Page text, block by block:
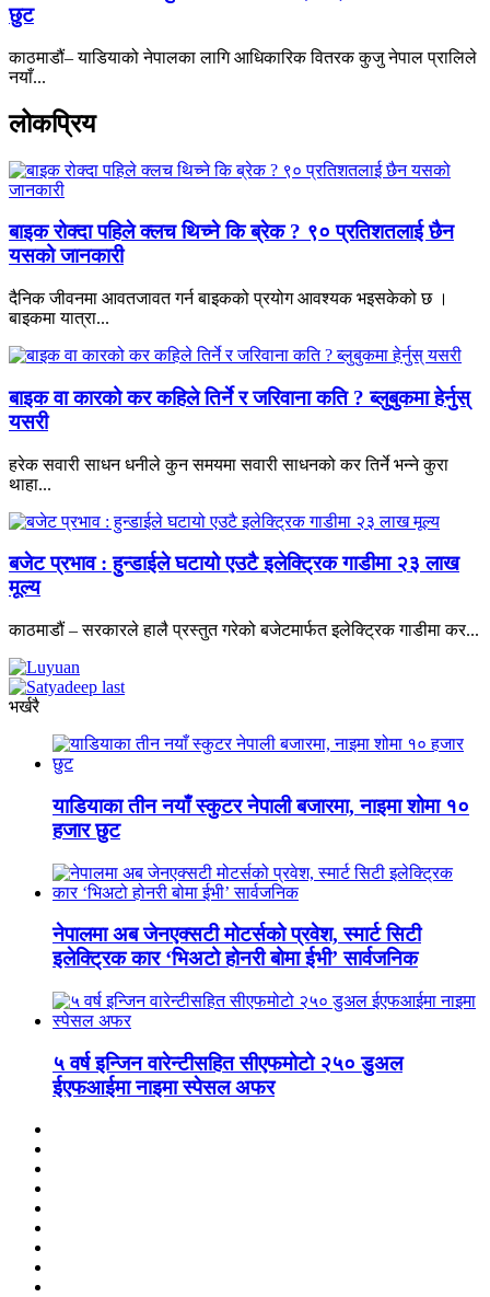
छुट
काठमाडौं– याडियाको नेपालका लागि आधिकारिक वितरक कुजु नेपाल प्रालिले
नयाँ...
लोकप्रिय
बाइक रोक्दा पहिले क्लच थिच्ने कि ब्रेक ? ९० प्रतिशतलाई छैन
यसको जानकारी
दैनिक जीवनमा आवतजावत गर्न बाइकको प्रयोग आवश्यक भइसकेको छ ।
बाइकमा यात्रा...
बाइक वा कारको कर कहिले तिर्ने र जरिवाना कति ? ब्लुबुकमा हेर्नुस्
यसरी
हरेक सवारी साधन धनीले कुन समयमा सवारी साधनको कर तिर्ने भन्ने कुरा
थाहा...
बजेट प्रभाव : हुन्डाईले घटायो एउटै इलेक्ट्रिक गाडीमा २३ लाख
मूल्य
काठमाडौं – सरकारले हालै प्रस्तुत गरेको बजेटमार्फत इलेक्ट्रिक गाडीमा कर...
भर्खरै
याडियाका तीन नयाँ स्कुटर नेपाली बजारमा, नाइमा शोमा १०
हजार छुट
नेपालमा अब जेनएक्सटी मोटर्सको प्रवेश, स्मार्ट सिटी
इलेक्ट्रिक कार ‘भिअटो होनरी बोमा ईभी’ सार्वजनिक
५ वर्ष इन्जिन वारेन्टीसहित सीएफमोटो २५० डुअल
ईएफआईमा नाइमा स्पेसल अफर